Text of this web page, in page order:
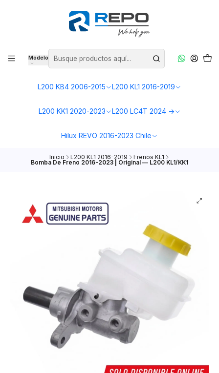
Modelo
L200 KB4 2006-2015 L200 KL1 2016-2019
L200 KK1 2020-2023 L200 LC4T 2024 ->
Hilux REVO 2016-2023 Chile
Inicio L200 KL1 2016-2019 Frenos KL1
Bomba De Freno 2016-2023 | Original — L200 KL1/KK1